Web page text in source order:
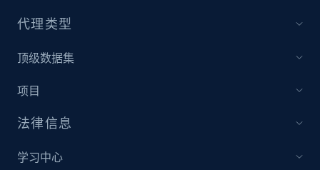
more.
2.1K+
Amazon products global dataset - Collect
代理类型
顶级数据集
项目
法律信息
学习中心